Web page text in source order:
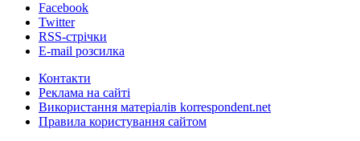
Facebook
Twitter
RSS-стрічки
E-mail розсилка
Контакти
Реклама на сайті
Використання матеріалів korrespondent.net
Правила користування сайтом